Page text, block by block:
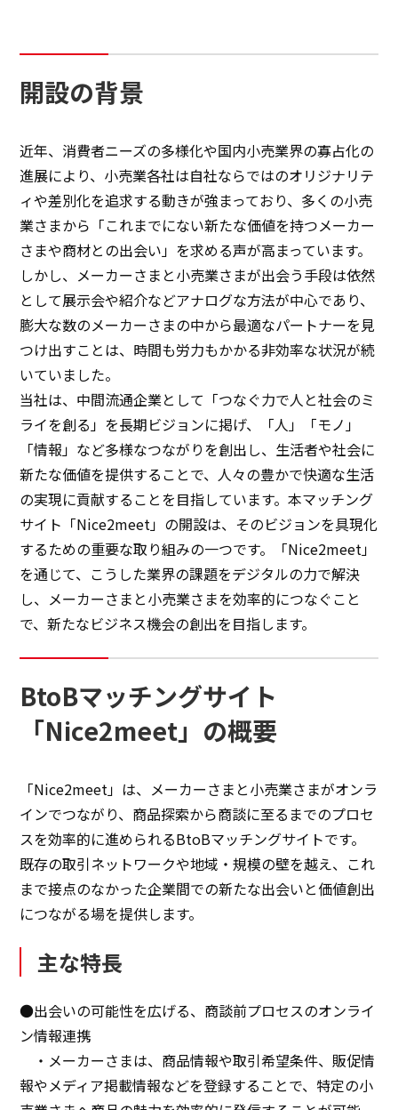
開設の背景
近年、消費者ニーズの多様化や国内小売業界の寡占化の
進展により、小売業各社は自社ならではのオリジナリテ
ィや差別化を追求する動きが強まっており、多くの小売
業さまから「これまでにない新たな価値を持つメーカー
さまや商材との出会い」を求める声が高まっています。
しかし、メーカーさまと小売業さまが出会う手段は依然
として展示会や紹介などアナログな方法が中心であり、
膨大な数のメーカーさまの中から最適なパートナーを見
つけ出すことは、時間も労力もかかる非効率な状況が続
いていました。
当社は、中間流通企業として「つなぐ力で人と社会のミ
ライを創る」を長期ビジョンに掲げ、「人」「モノ」
「情報」など多様なつながりを創出し、生活者や社会に
新たな価値を提供することで、人々の豊かで快適な生活
の実現に貢献することを目指しています。本マッチング
サイト「Nice2meet」の開設は、そのビジョンを具現化
するための重要な取り組みの一つです。「Nice2meet」
を通じて、こうした業界の課題をデジタルの力で解決
し、メーカーさまと小売業さまを効率的につなぐこと
で、新たなビジネス機会の創出を目指します。
BtoBマッチングサイト
「Nice2meet」の概要
「Nice2meet」は、メーカーさまと小売業さまがオンラ
インでつながり、商品探索から商談に至るまでのプロセ
スを効率的に進められるBtoBマッチングサイトです。
既存の取引ネットワークや地域・規模の壁を越え、これ
まで接点のなかった企業間での新たな出会いと価値創出
につながる場を提供します。
主な特長
●出会いの可能性を広げる、商談前プロセスのオンライ
ン情報連携
・メーカーさまは、商品情報や取引希望条件、販促情
報やメディア掲載情報などを登録することで、特定の小